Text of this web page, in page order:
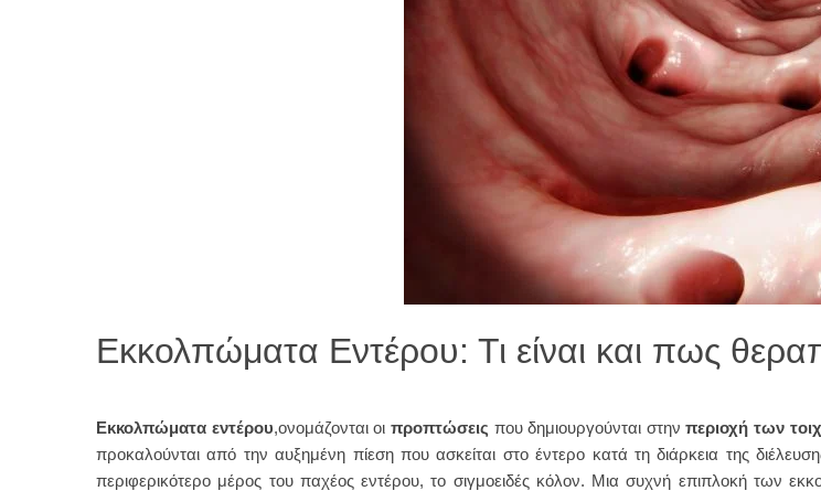
Εκκολπώματα Εντέρου: Τι είναι και πως
Εκκολπώματα εντέρου,ονομάζονται οι προπτώσεις που δημιουργούνται στηνπεριοχή των
προκαλούνται από την αυξημένη πίεση που ασκείται στο έντερο κατά τη διάρκεια της
περιφερικότερο μέρος του παχέος εντέρου, το σιγμοειδές κόλον. Μια συχνή επιπλοκή των